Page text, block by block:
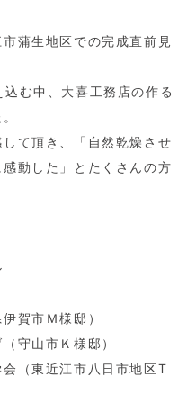
蒲生地区での完成直前見
む中、大喜工務店の作る
て頂き、「自然乾燥させ
動した」とたくさんの方
賀市Ｍ様邸）
守山市Ｋ様邸）
（東近江市八日市地区T